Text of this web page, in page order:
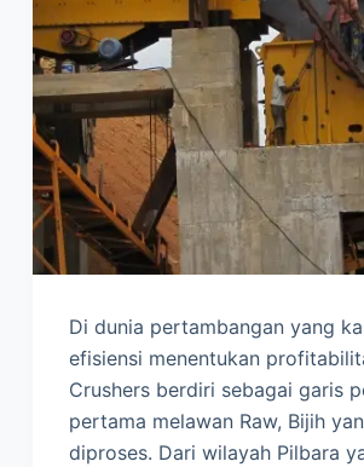
Di dunia pertambangan yang
efisiensi menentukan
Crushers berdiri sebagai garis
pertama melawan Raw, Bijih
diproses. Dari wilayah Pilbara